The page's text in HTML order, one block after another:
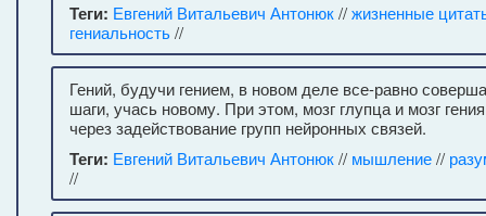
Теги: Евгений Витальевич Антонюк//жизненные
гениальность//
Гений, будучи гением, в новом деле все-равно
шаги, учась новому. При этом, мозг глупца и мозг
через задействование групп нейронных связей.
Теги: Евгений Витальевич Антонюк// мышление//
//